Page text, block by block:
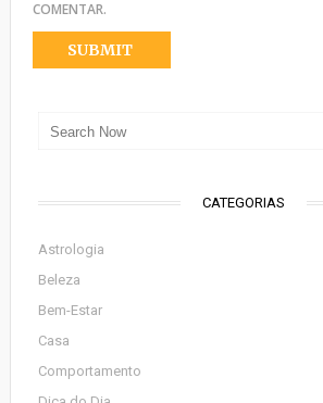
COMENTAR.
CATEGORIAS
Astrologia
Beleza
Bem-Estar
Casa
Comportamento